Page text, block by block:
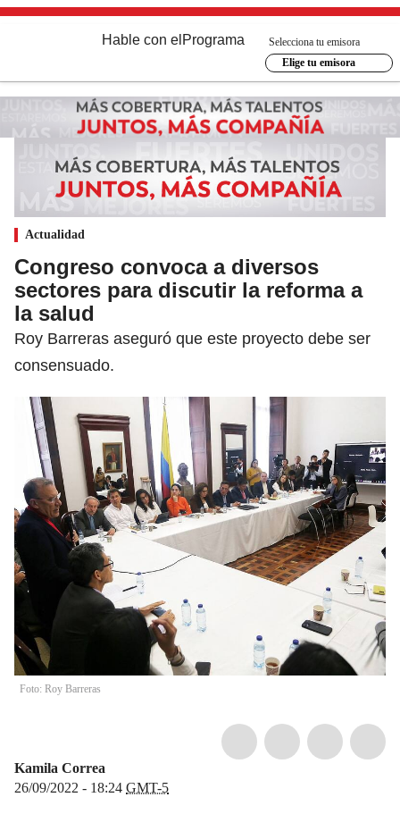
Hable con el Programa
Selecciona tu emisora
Elige tu emisora
Actualidad
Congreso convoca a diversos
sectores para discutir la reforma a
la salud
Roy Barreras aseguró que este proyecto debe ser
consensuado.
Foto: Roy Barreras
Kamila Correa
26/09/2022 - 18:24 GMT-5